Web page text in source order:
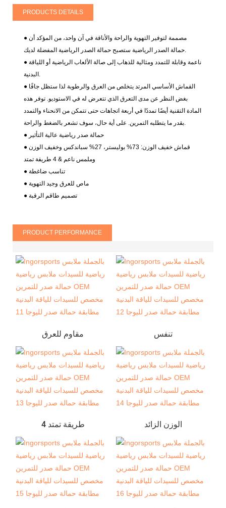
PRODUCTS DETAILS
● مصممة لتوفير التهوية والراحة والأناقة في آن واحد، من المؤكد أن
حمالة الصدر الرياضية ستصبح حمالة الصدر الرياضية المفضلة لديك.
● ناعمة وقابلة للتمدد ومثالية للذهاب إلى صالة الألعاب الرياضية أو اللياقة
البدنية.
● القماش الأساسي المرتد يتخلص من العرق والرطوبة لذا ستظل جافًا
بغض النظر عن مدى التعرق الذي تتعرض له في الاستوديو. توفر هذه
المادة التقنية أيضًا تمددًا في أربعة اتجاهات حتى تتمكن من الانحناء والتمدد
بقدر ما يتطلبه التمرين. على أية حال، سوف تشعر بالضغط والراحة.
● حمالة صدر رياضية عالية التأثير
● قماش خفيف الوزن: 73% بوليستر، 27% سباندكس
وخفيف الوزن
وملمس ناعم & 4 طريقة تمتد
● تناسب ضاغطة
●ماص للعرق وجيد التهوية
● تصميم طاقم الرقبة
PRODUCT PERFORMANCE
مقاوم للعرق تنفس
4 طريقة تمتد الوزن الزائد